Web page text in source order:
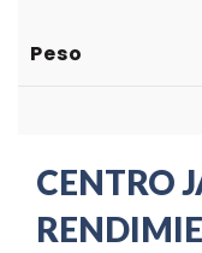
Peso
CENTRO